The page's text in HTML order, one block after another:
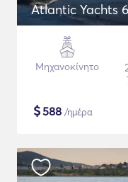
Atlantic Yachts
Μηχανοκίνητο
$588 /ημέρα